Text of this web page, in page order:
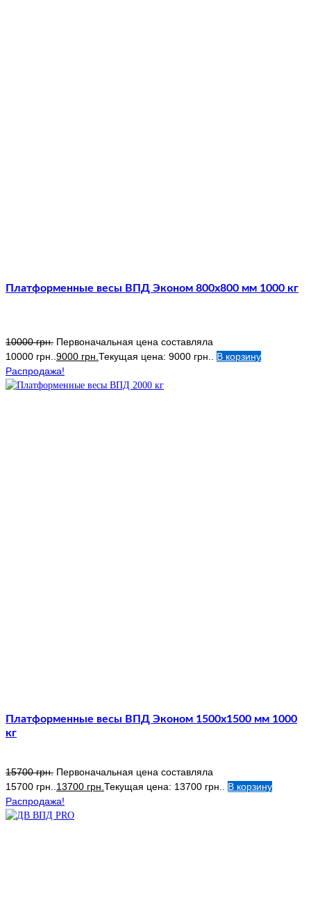
Платформенные весы ВПД Эконом 800х800 мм 1000 кг
10000грн. Первоначальная цена составляла
10000 грн.. 9000 грн. Текущая цена: 9000 грн..
В корзину
Распродажа!
Платформенные весы ВПД Эконом 1500х1500 мм 1000
кг
15700грн. Первоначальная цена составляла
15700 грн..13700 грн.Текущая цена: 13700 грн.. В корзину
Распродажа!